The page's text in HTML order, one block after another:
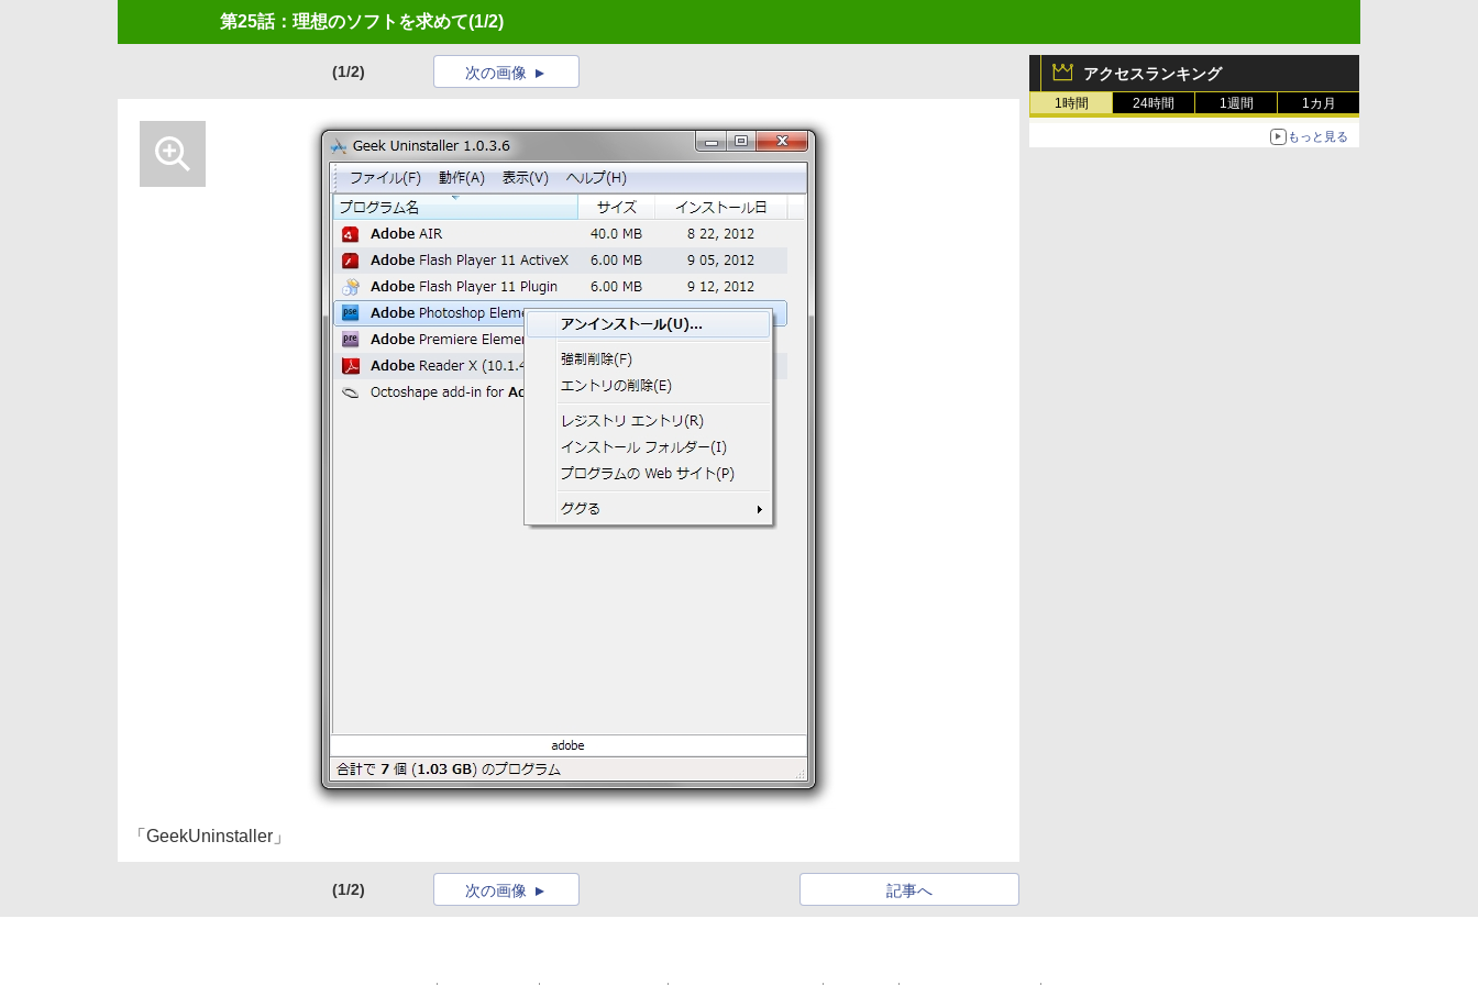
第25話：理想のソフトを求めて(1/2)
アクセスランキング
1時間 24時間 1週間 1カ月
もっと見る
(1/2) 次の画像
「GeekUninstaller」
(1/2) 記事へ
次の画像